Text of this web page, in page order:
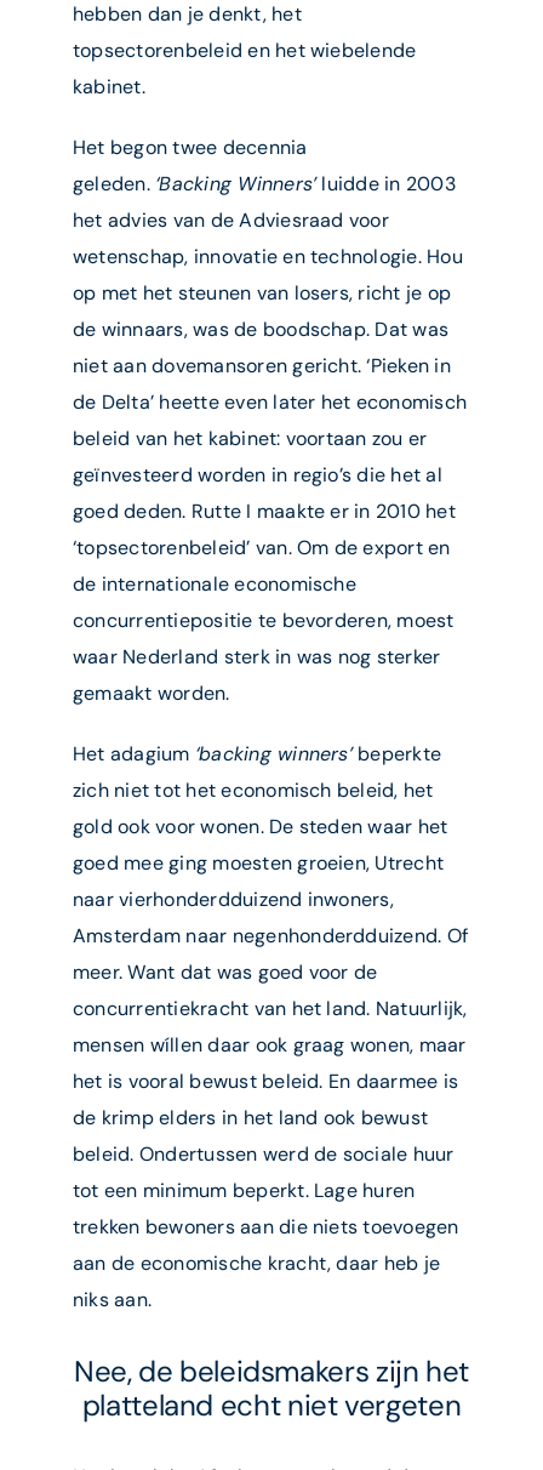
hebben dan je denkt, het
topsectorenbeleid en het wiebelende
kabinet.
Het begon twee decennia
geleden. ‘Backing Winners’luidde in 2003
het advies van de Adviesraad voor
wetenschap, innovatie en technologie. Hou
op met het steunen van losers, richt je op
de winnaars, was de boodschap. Dat was
niet aan dovemansoren gericht. ‘Pieken in
de Delta’ heette even later het economisch
beleid van het kabinet: voortaan zou er
geïnvesteerd worden in regio’s die het al
goed deden. Rutte I maakte er in 2010 het
‘topsectorenbeleid’ van. Om de export en
de internationale economische
concurrentiepositie te bevorderen, moest
waar Nederland sterk in was nog sterker
gemaakt worden.
Het adagium ‘backing winners’beperkte
zich niet tot het economisch beleid, het
gold ook voor wonen. De steden waar het
goed mee ging moesten groeien, Utrecht
naar vierhonderdduizend inwoners,
Amsterdam naar negenhonderdduizend. Of
meer. Want dat was goed voor de
concurrentiekracht van het land. Natuurlijk,
mensen wíllen daar ook graag wonen, maar
het is vooral bewust beleid. En daarmee is
de krimp elders in het land ook bewust
beleid. Ondertussen werd de sociale huur
tot een minimum beperkt. Lage huren
trekken bewoners aan die niets toevoegen
aan de economische kracht, daar heb je
niks aan.
Nee, de beleidsmakers zijn het
platteland echt niet vergeten